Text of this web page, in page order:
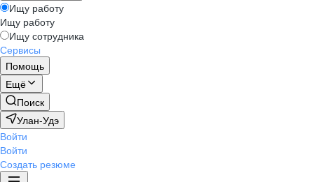
Ищу работу
Ищу работу
Ищу сотрудника
Сервисы
Помощь
Ещё
Поиск
Улан-Удэ
Войти
Войти
Создать резюме